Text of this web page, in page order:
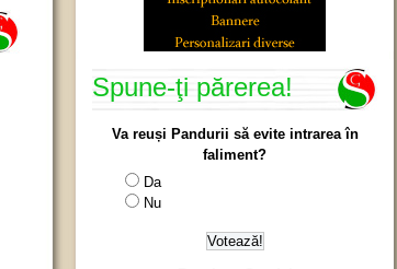
Spune-ţi părerea!
Va reuși Pandurii să evite intrarea în
faliment?
Da
Nu